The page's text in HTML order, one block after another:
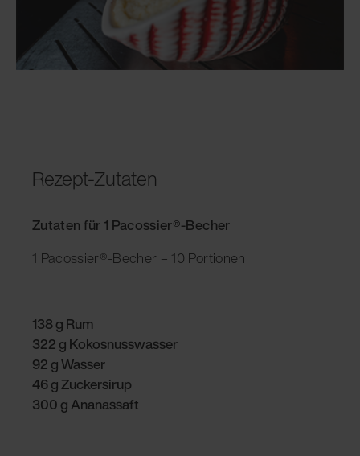
Rezept-Zutaten
Zutaten für 1 Pacossier®-Becher
1 Pacossier®-Becher = 10 Portionen
138 g Rum
322 g Kokosnusswasser
92 g Wasser
46 g Zuckersirup
300 g Ananassaft